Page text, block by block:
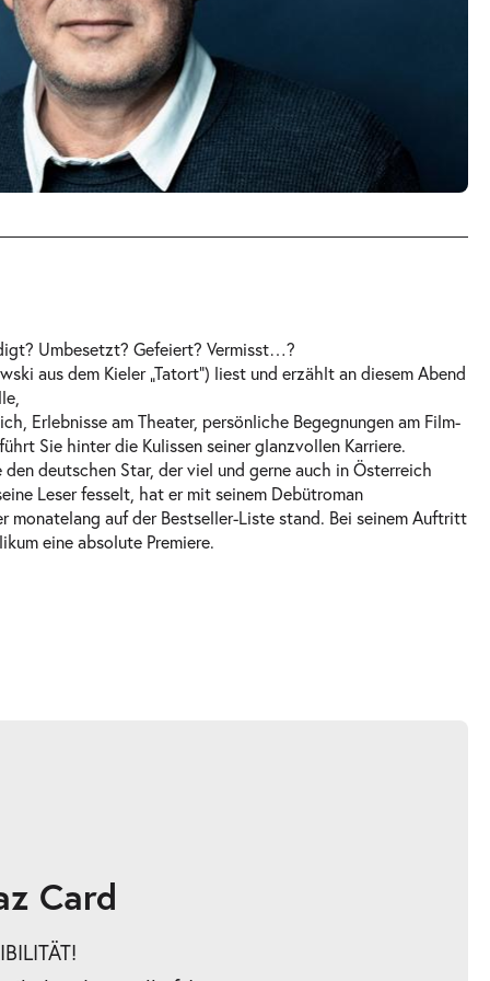
Umbesetzt? Gefeiert? Vermisst…?
aus dem Kieler „Tatort“) liest und erzählt an diesem Abend
Erlebnisse am Theater, persönliche Begegnungen am Film-
Sie hinter die Kulissen seiner glanzvollen Karriere.
deutschen Star, der viel und gerne auch in Österreich
Leser fesselt, hat er mit seinem Debütroman
monatelang auf der Bestseller-Liste stand. Bei seinem Auftritt
eine absolute Premiere.
Card